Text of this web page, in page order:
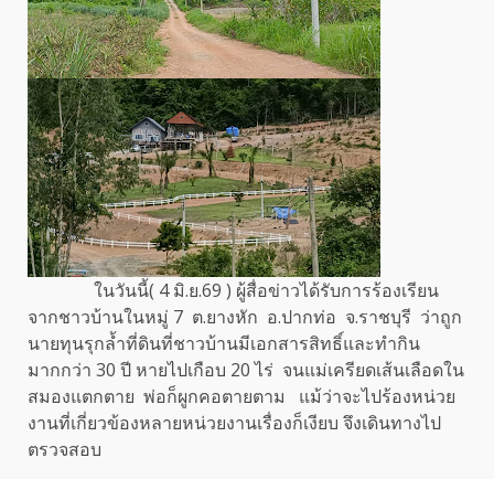
ในวันนี้( 4 มิ.ย.69 ) ผู้สื่อข่าวได้รับการร้องเรียน
จากชาวบ้านในหมู่ 7 ต.ยางหัก อ.ปากท่อ จ.ราชบุรี ว่าถูก
นายทุนรุกล้ำที่ดินที่ชาวบ้านมีเอกสารสิทธิ์และทำกิน
มากกว่า 30 ปี หายไปเกือบ 20 ไร่ จนแม่เครียดเส้นเลือดใน
สมองแตกตาย พ่อก็ผูกคอตายตาม แม้ว่าจะไปร้องหน่วย
งานที่เกี่ยวข้องหลายหน่วยงานเรื่องก็เงียบ จึงเดินทางไป
ตรวจสอบ